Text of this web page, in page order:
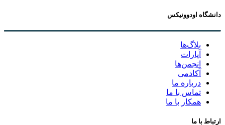
دانشگاه اودوونیکس
بلاگ‌ها
آپارات
انجمن‌ها
آکادمی
درباره ما
تماس با ما
همکار با ما
ارتباط با ما